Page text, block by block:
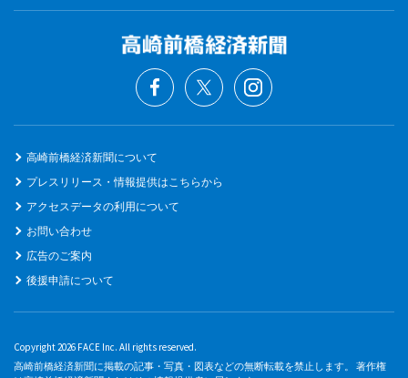
高崎前橋経済新聞について
プレスリリース・情報提供はこちらから
アクセスデータの利用について
お問い合わせ
広告のご案内
後援申請について
Copyright 2026 FACE Inc. All rights reserved.
高崎前橋経済新聞に掲載の記事・写真・図表などの無断転載を禁止します。 著作権